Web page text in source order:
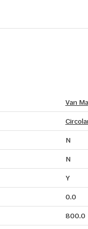
Van
N
N
Y
0.0
800.0